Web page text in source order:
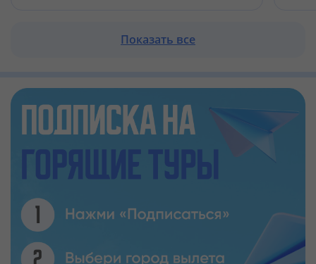
Показать все